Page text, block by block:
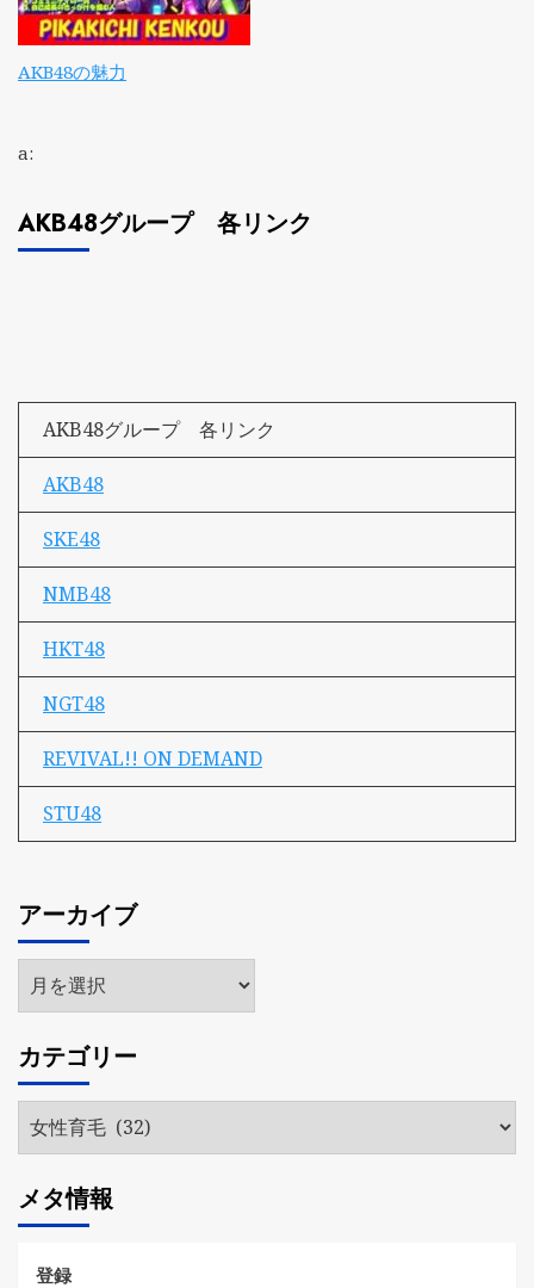
AKB48の魅力
a:
AKB48グループ 各リンク
AKB48グループ 各リンク
AKB48
SKE48
NMB48
HKT48
NGT48
REVIVAL!! ON DEMAND
STU48
アーカイブ
ア
ー
イ
ブ
カテゴリー
テ
リ
ー
メタ情報
登録